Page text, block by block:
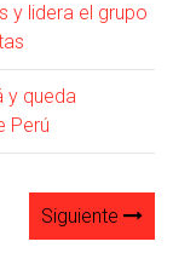
y lidera el grupo
y queda
Perú
Siguiente